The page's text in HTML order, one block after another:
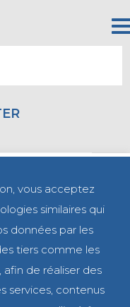
vous acceptez
similaires qui
données par les
tiers comme les
afin de réaliser des
services, contenus